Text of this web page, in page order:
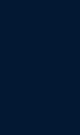
ェックアウ
のホテル の会
ます。空港